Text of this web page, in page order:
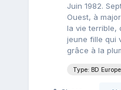
Juin 1982.
Ouest, à
la vie terrible,
jeune fille qui
grâce à la
Type: BD